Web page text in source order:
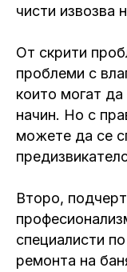
чисти извозва
От скрити
проблеми с
които могат
начин. Но с
можете да се
Второ,
специалисти
ремонта на